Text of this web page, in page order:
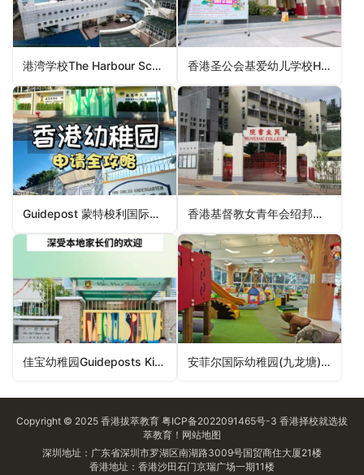
港湾学校The Harbour School（南区幼稚园） 香港圣公会基爱幼儿学校HKSKH Kei Oi Nursery School（深水埗区幼稚园）
Guidepost 蒙特梭利国际幼稚园(半山)Guidepost Montessori International Pre-School (Mid-Levels)（中西区幼稚园） 香港基督教女青年会绍邦幼儿学校HKYWCA Shiu Pong Nursery School（深水埗区幼稚园）
佳宝幼稚园Guideposts Kindergarten（深水埗区幼稚园） 安菲尔国际幼稚园(九龙塘)Anfield International Kindergarten (Kowloon Tong Campus)（九龙城区幼稚园）
Copyright © 2025 香港拔萃教育 粤ICP备2022091465号-3 香港择校就选拔
萃教育！ 网站地图
深圳地址：广东省深圳市罗湖区南湖路3009号国贸商住大厦21楼
香港地址：香港沙田石门京瑞广场一期11楼